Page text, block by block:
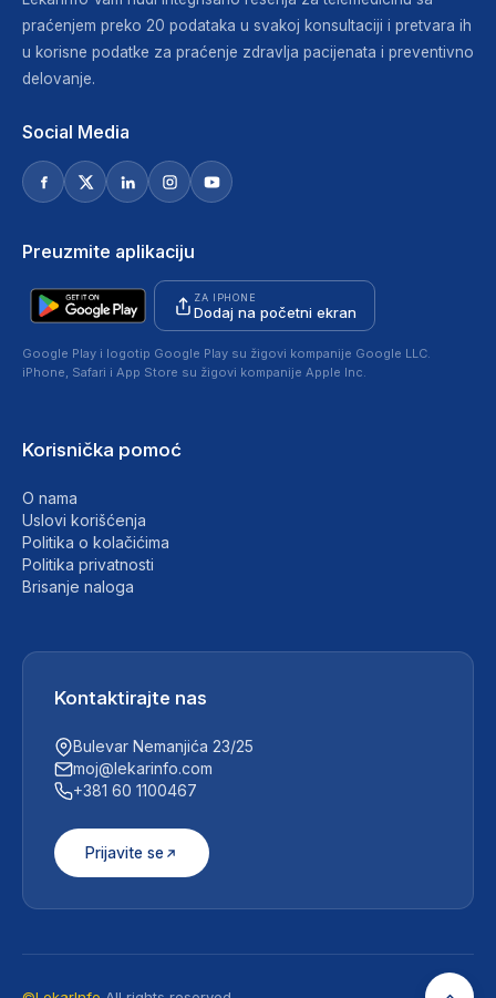
praćenjem preko 20 podataka u svakoj konsultaciji i pretvara ih
u korisne podatke za praćenje zdravlja pacijenata i preventivno
delovanje.
Social Media
Preuzmite aplikaciju
ZA IPHONE
Dodaj na početni ekran
Google Play i logotip Google Play su žigovi kompanije Google LLC.
iPhone, Safari i App Store su žigovi kompanije Apple Inc.
Korisnička pomoć
O nama
Uslovi korišćenja
Politika o kolačićima
Politika privatnosti
Brisanje naloga
Kontaktirajte nas
Bulevar Nemanjića 23/25
moj@lekarinfo.com
+381 60 1100467
Prijavite se